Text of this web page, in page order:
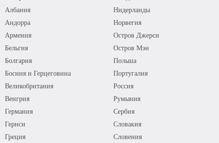
Албания
Андорра
Армения
Бельгия
Болгария
Босния и Герцеговина
Великобритания
Венгрия
Германия
Гернси
Греция
Нидерланды
Норвегия
Остров Джерси
Остров Мэн
Польша
Португалия
Россия
Румыния
Сербия
Словакия
Словения